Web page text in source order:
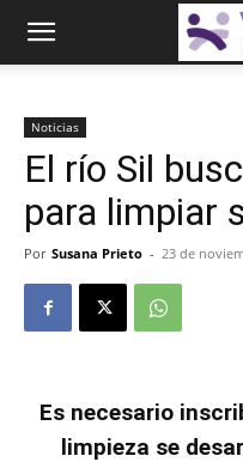
Noticias
El río Sil
para limpiar
Por Susana Prieto - 23 de
Es necesario
limpieza se